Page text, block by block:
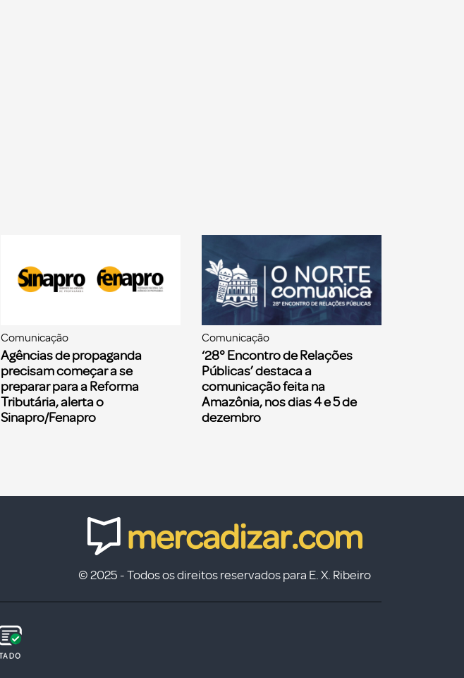
Comunicação
Agências de propaganda
precisam começar a se
preparar para a Reforma
Tributária, alerta o
Sinapro/Fenapro
Comunicação
‘28° Encontro de Relações
Públicas’ destaca a
comunicação feita na
Amazônia, nos dias 4 e 5 de
dezembro
© 2025 - Todos os direitos reservados para E. X. Ribeiro